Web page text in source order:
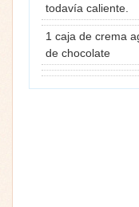
todavía caliente.
1 caja de crema
de chocolate